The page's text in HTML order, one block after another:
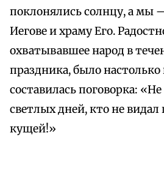
поклонялись солнцу, а мы
Иегове и храму Его.
охватывавшее народ в
праздника, было настолько
составилась поговорка:
светлых дней, кто не видал
кущей!»